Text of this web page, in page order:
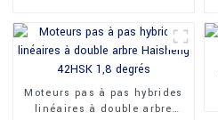
Moteurs pas à pas hybrides
linéaires à double arbre